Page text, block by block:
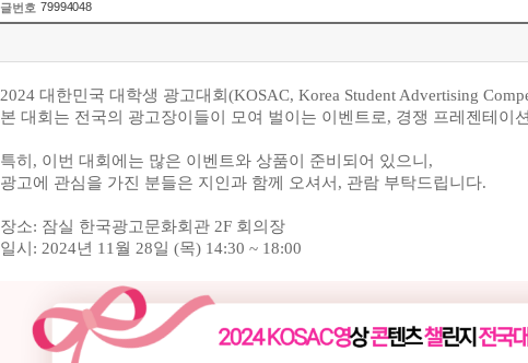
글번호 79994048
2024 대한민국 대학생 광고대회 (KOSAC, Korea Student Advertising
본 대회는 전국의 광고장이들이 모여 벌이는 이벤트로, 경쟁 프레젠테이
특히 , 이번 대회에는 많은 이벤트와 상품이 준비되어 있으니 ,
광고에 관심을 가진 분들은 지인과 함께 오셔서 , 관람 부탁드립니다.
장소: 잠실 한국광고문화회관 2F 회의장
일시 : 2024년 11 월 28일 (목) 14:30 ~ 18:00